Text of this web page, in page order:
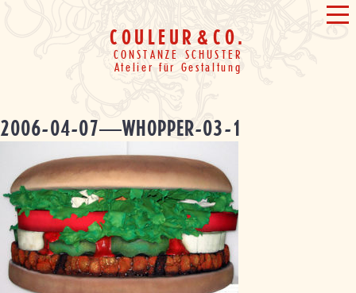
COULEUR & CO.
CONSTANZE SCHUSTER
Atelier für Gestaltung
2006-04-07—WHOPPER-03-1